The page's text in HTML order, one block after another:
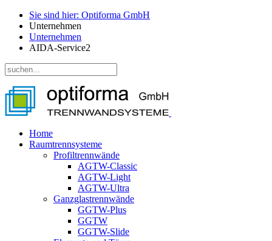
Sie sind hier: Optiforma GmbH
Unternehmen
Unternehmen
AIDA-Service2
Home
Raumtrennsysteme
Profiltrennwände
AGTW-Classic
AGTW-Light
AGTW-Ultra
Ganzglastrennwände
GGTW-Plus
GGTW
GGTW-Slide